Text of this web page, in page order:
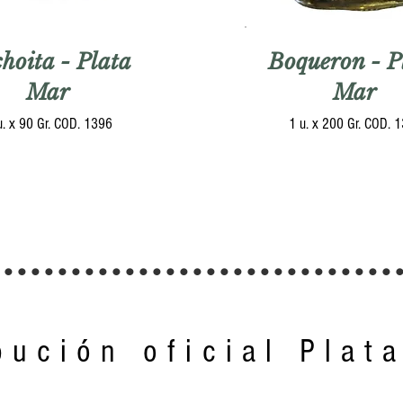
- Plata
Mar
x 90 Gr. COD. 1396
Boqueron -
Mar
1 u. x 200 Gr. COD.
oficial